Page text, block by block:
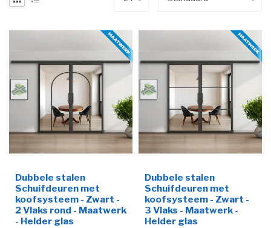
Dubbele stalen
Schuifdeuren met
koofsysteem - Zwart -
2 Vlaks rond - Maatwerk
- Helder glas
Dubbele stalen
Schuifdeuren met
koofsysteem - Zwart -
3 Vlaks - Maatwerk -
Helder glas